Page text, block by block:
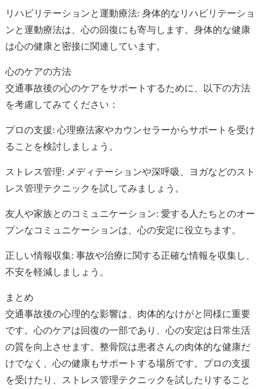
リハビリテーションと運動療法: 身体的なリハビリテーショ
ンと運動療法は、心の回復にも寄与します。身体的な健康
は心の健康と密接に関連しています。
心のケアの方法
交通事故後の心のケアをサポートするために、以下の方法
を考慮してみてください：
プロの支援: 心理療法家やカウンセラーからサポートを受け
ることを検討しましょう。
ストレス管理: メディテーションや深呼吸、ヨガなどのスト
レス管理テクニックを試してみましょう。
友人や家族とのコミュニケーション: 愛する人たちとのオー
プンなコミュニケーションは、心の安定に役立ちます。
正しい情報収集: 事故や治療に関する正確な情報を収集し、
不安を軽減しましょう。
まとめ
交通事故後の心理的な影響は、肉体的なけがと同様に重要
です。心のケアは回復の一部であり、心の安定は日常生活
の質を向上させます。整骨院は患者さんの肉体的な健康だ
けでなく、心の健康もサポートする場所です。プロの支援
を受けたり、ストレス管理テクニックを試したりすること